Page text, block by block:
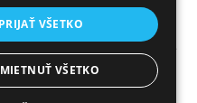
ponúka širokú paletu
materiálu pre
faxy. V našej ponuke nájdete
všetkých dostupných
najvyššie požiadavky na
PRIJAŤ VŠETKO
VŠETKO